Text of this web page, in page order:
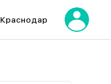
Краснодар